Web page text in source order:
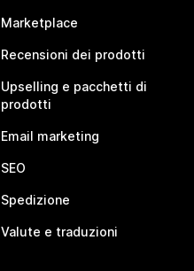
Marketplace
Recensioni dei prodotti
Upselling e pacchetti di
prodotti
Email marketing
SEO
Spedizione
Valute e traduzioni